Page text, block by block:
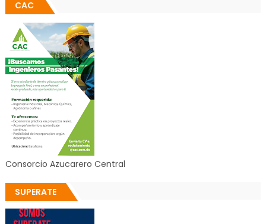
CAC
Consorcio Azucarero Central
SUPERATE